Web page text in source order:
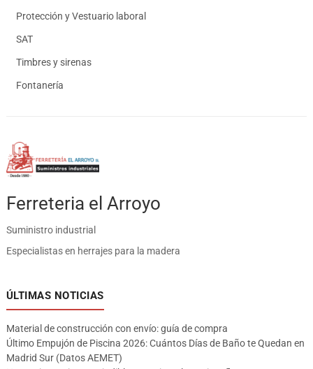
Protección y Vestuario laboral
SAT
Timbres y sirenas
Fontanería
Ferreteria el Arroyo
Suministro industrial
Especialistas en herrajes para la madera
ÚLTIMAS NOTICIAS
Material de construcción con envío: guía de compra
Último Empujón de Piscina 2026: Cuántos Días de Baño te Quedan en
Madrid Sur (Datos AEMET)